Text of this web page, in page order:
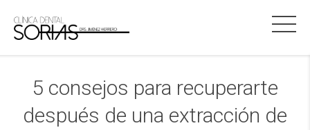
5 consejos para recuperarte
después de una extracción de